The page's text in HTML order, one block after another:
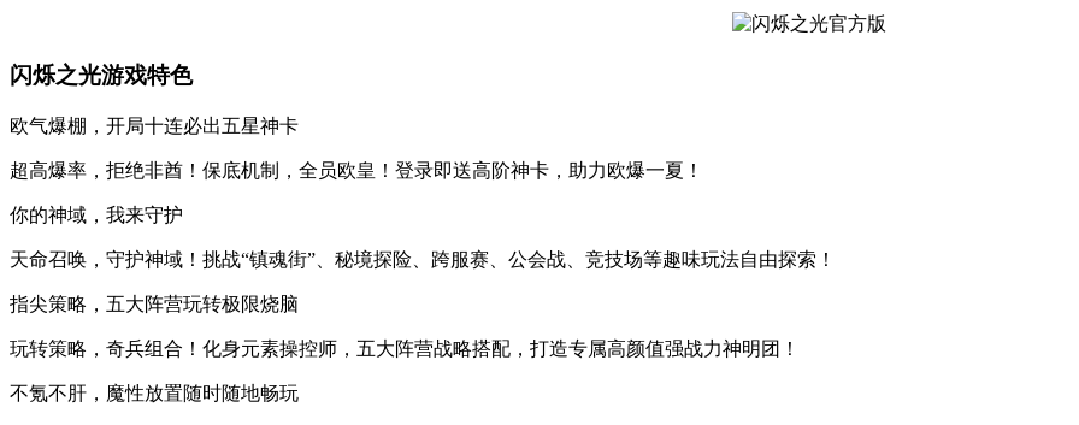
闪烁之光游戏特色
欧气爆棚，开局十连必出五星神卡
超高爆率，拒绝非酋！保底机制，全员欧皇！登录即送高阶神卡，助力欧爆一夏！
你的神域，我来守护
天命召唤，守护神域！挑战“镇魂街”、秘境探险、跨服赛、公会战、竞技场等趣味玩法自由探索！
指尖策略，五大阵营玩转极限烧脑
玩转策略，奇兵组合！化身元素操控师，五大阵营战略搭配，打造专属高颜值强战力神明团！
不氪不肝，魔性放置随时随地畅玩